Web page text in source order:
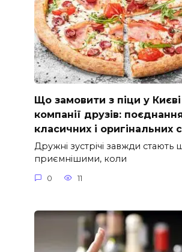
Що замовити з піци у
компанії друзів:
класичних і оригінальних
Дружні зустрічі завжди стають
приємнішими, коли
0 11